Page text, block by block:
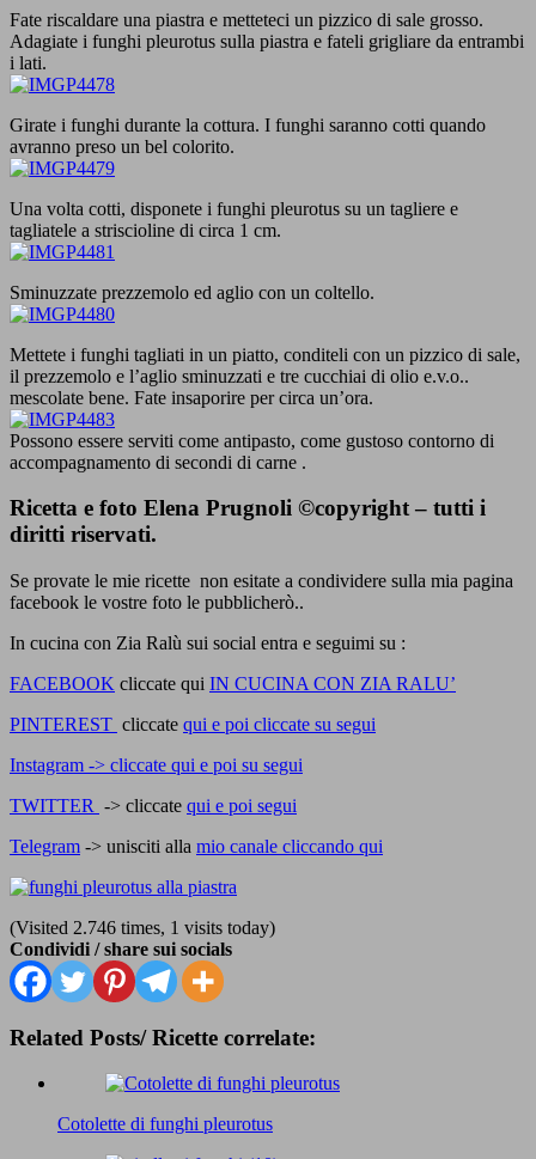
Fate riscaldare una piastra e metteteci un pizzico di sale grosso.
Adagiate i funghi pleurotus sulla piastra e fateli grigliare da entrambi
i lati.
Girate i funghi durante la cottura. I funghi saranno cotti quando
avranno preso un bel colorito.
Una volta cotti, disponete i funghi pleurotus su un tagliere e
tagliatele a striscioline di circa 1 cm.
Sminuzzate prezzemolo ed aglio con un coltello.
Mettete i funghi tagliati in un piatto, conditeli con un pizzico di sale,
il prezzemolo e l’aglio sminuzzati e tre cucchiai di olio e.v.o..
mescolate bene. Fate insaporire per circa un’ora.
Possono essere serviti come antipasto, come gustoso contorno di
accompagnamento di secondi di carne .
Ricetta e foto Elena Prugnoli ©copyright – tutti i
diritti riservati.
Se provate le mie ricette non esitate a condividere sulla mia pagina
facebook le vostre foto le pubblicherò..
In cucina con Zia Ralù sui social entra e seguimi su :
FACEBOOK cliccate qui IN CUCINA CON ZIA RALU’
PINTEREST cliccate qui e poi cliccate su segui
Instagram -> cliccate qui e poi su segui
TWITTER -> cliccate qui e poi segui
Telegram -> unisciti alla mio canale cliccando qui
(Visited 2.746 times, 1 visits today)
Condividi / share sui socials
Related Posts/ Ricette correlate:
Cotolette di funghi pleurotus